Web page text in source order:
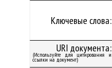
Ключевые слова:
URI документа:
(Используйте для цитирования и
ссылки на документ)